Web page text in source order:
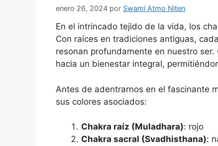
enero 26, 2024 por Swami Atmo Niten
En el intrincado tejido de la vida, los
Con raíces en tradiciones antiguas,
resonan profundamente en nuestro
hacia un bienestar integral,
Antes de adentrarnos en el fascinante
sus colores asociados:
Chakra raíz (Muladhara): rojo
Chakra sacral (Svadhisthana):